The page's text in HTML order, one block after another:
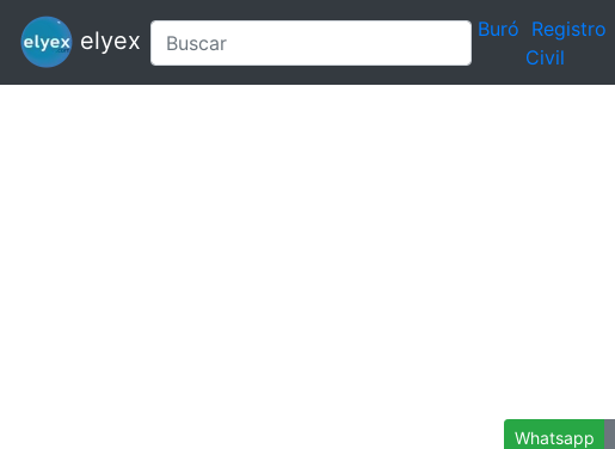
elyex Buró Registro
Civil
Whatsapp